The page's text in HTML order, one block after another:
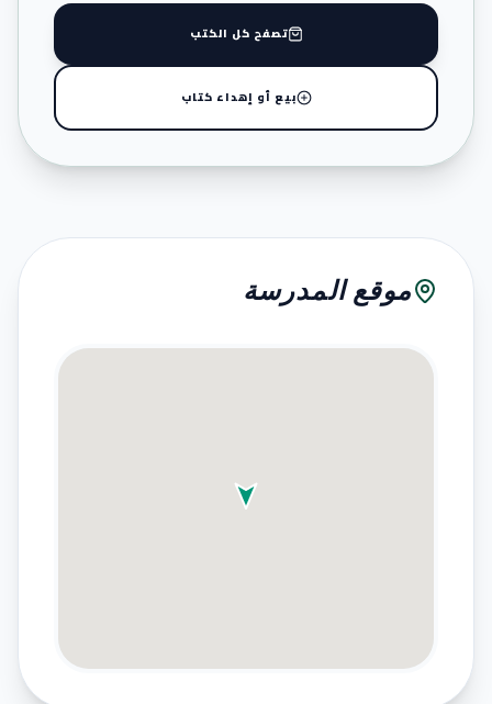
تصفح كل الكتب
بيع أو إهداء كتاب
موقع المدرسة